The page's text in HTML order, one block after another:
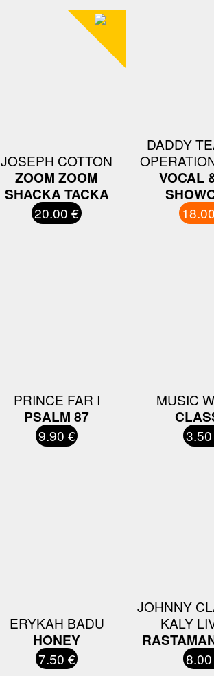
JOSEPH COTTON
ZOOM ZOOM
SHACKA TACKA
20.00 €
DADDY
VOCAL
PRINCE FAR I
PSALM 87
9.90 €
MUSIC
ERYKAH BADU
HONEY
7.50 €
JOHNNY
KALY